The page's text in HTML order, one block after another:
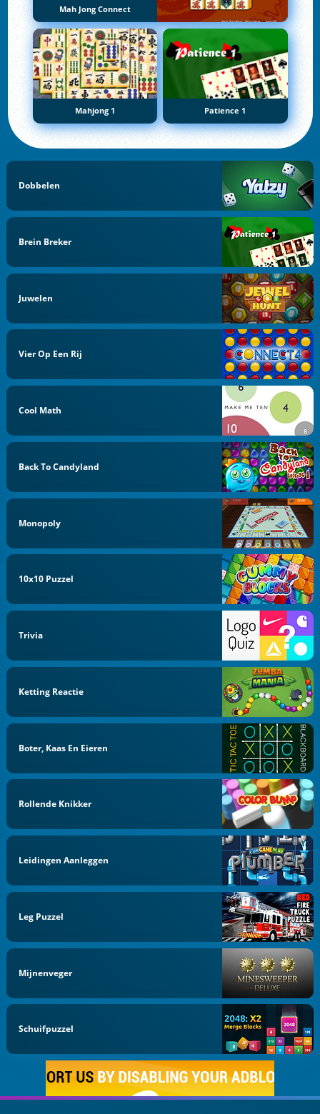
Mah Jong Connect
Mahjong 1 Patience 1
Dobbelen
Brein Breker
Juwelen
Vier Op Een Rij
Cool Math
Back To Candyland
Monopoly
10x10 Puzzel
Trivia
Ketting Reactie
Boter, Kaas En Eieren
Rollende Knikker
Leidingen Aanleggen
Leg Puzzel
Mijnenveger
Schuifpuzzel